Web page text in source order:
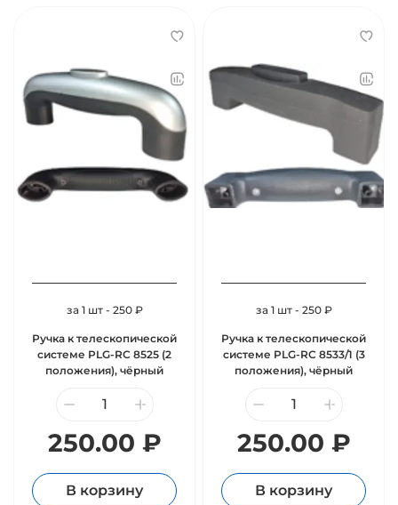
за 1 шт - 250 ₽
Ручка к телескопической
системе PLG-RC 8525 (2
положения), чёрный
250.00 ₽
В корзину
за 1 шт - 250 ₽
Ручка к телескопической
системе PLG-RC 8533/1 (3
положения), чёрный
250.00 ₽
В корзину